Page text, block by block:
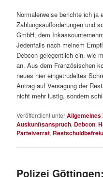
Normalerweise berichte ich ja
Zahlungsaufforderungen und
GmbH, dem
Jedenfalls nach meinem
Debcon gelegentlich ein, wie
an. Aus dem Französischen
neues hier eingetrudeltes
Antrag auf Versagung der
nicht mehr lustig, sondern
Veröffentlicht unter
Auskunftsanspruch, Debcon,
Parteiverrat,
Polizei Göttingen: